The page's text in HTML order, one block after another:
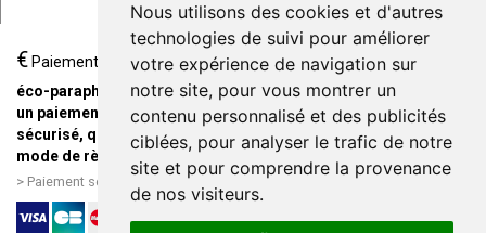
Nous utilisons des cookies et d'autres
technologies de suivi pour améliorer
votre expérience de navigation sur
notre site, pour vous montrer un
contenu personnalisé et des publicités
ciblées, pour analyser le trafic de notre
site et pour comprendre la provenance
de nos visiteurs.
ligne
€ Paiement
éco-parapharmacie.fr offre
un paiement entièrement
sécurisé, quel que soit le
mode de règlement
Paiement sécurisé et simple
Livraison / Point retrait
Commandez en ligne et
recevez votre commande
rapidement chez vous ou en
point retrait
Livraison chez vous ou en